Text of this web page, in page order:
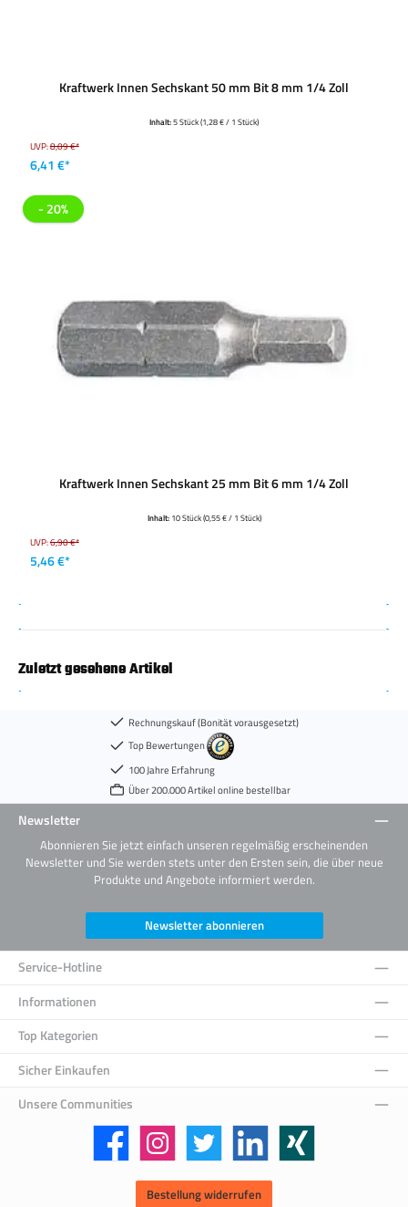
Kraftwerk Innen Sechskant 50 mm Bit 8 mm 1/4 Zoll
Inhalt:5 Stück(1,28 € / 1 Stück)
UVP:8,09 €*
6,41 €*
- 20%
Kraftwerk Innen Sechskant 25 mm Bit 6 mm 1/4 Zoll
Inhalt: 10 Stück(0,55 € / 1 Stück)
UVP:6,90 €*
5,46 €*
Zuletzt gesehene Artikel
Rechnungskauf (Bonität vorausgesetzt)
Top Bewertungen
100 Jahre Erfahrung
Über 200.000 Artikel online bestellbar
Newsletter
Abonnieren Sie jetzt einfach unseren regelmäßig erscheinenden
Newsletter und Sie werden stets unter den Ersten sein, die über neue
Produkte und Angebote informiert werden.
Newsletter abonnieren
Service-Hotline
Informationen
Top Kategorien
Sicher Einkaufen
Unsere Communities
Facebook Instagram Twitter LinkedIn Xing
Bestellung widerrufen